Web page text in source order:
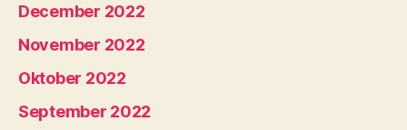
December 2022
November 2022
Oktober 2022
September 2022